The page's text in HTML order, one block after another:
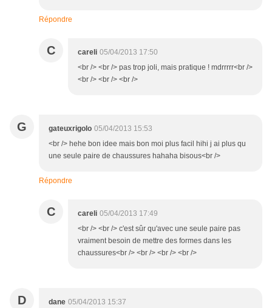
Répondre
C careli 05/04/2013 17:50
<br /> <br /> pas trop joli, mais pratique ! mdrrrrr<br />
<br /> <br /> <br />
G gateuxrigolo 05/04/2013 15:53
<br /> hehe bon idee mais bon moi plus facil hihi j ai plus qu
une seule paire de chaussures hahaha bisous<br />
Répondre
C careli 05/04/2013 17:49
<br /> <br /> c'est sûr qu'avec une seule paire pas
vraiment besoin de mettre des formes dans les
chaussures<br /> <br /> <br /> <br />
D dane 05/04/2013 15:37